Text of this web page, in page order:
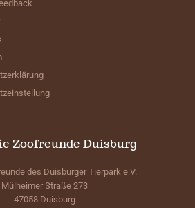
Zoofreunde Duisburg
des Duisburger Tierpark e.V.
Mülheimer Straße 273
47058 Duisburg